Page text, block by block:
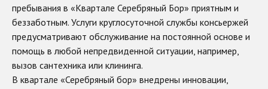
пребывания в «Квартале Серебряный Бор» приятным и
беззаботным. Услуги круглосуточной службы консьержей
предусматривают обслуживание на постоянной основе и
помощь в любой непредвиденной ситуации, например,
вызов сантехника или клининга.
В квартале «Серебряный бор» внедрены инновации,